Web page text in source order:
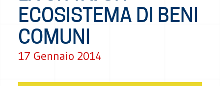
ECOSISTEMA DI BENI
COMUNI
17 Gennaio 2014